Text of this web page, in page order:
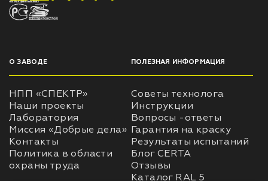
НПП «СПЕКТР» ЗАВОД ЛАКОКРАСОЧНЫХ МАТЕРИАЛОВ
О ЗАВОДЕ
НПП «СПЕКТР»
Наши проекты
Лаборатория
Миссия «Добрые дела»
Контакты
Политика в области
ПОЛЕЗНАЯ ИНФОРМАЦИЯ
Советы технолога
Инструкции
Вопросы -ответы
Гарантия на краску
Результаты испытаний
Блог CERTA
Отзывы
Каталог RAL 5